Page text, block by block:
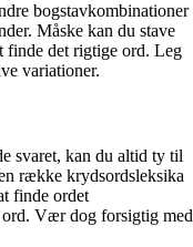
bogstavkombinationer
Måske kan du stave
det rigtige ord. Leg
variationer.
svaret, kan du altid ty til
række krydsordsleksika
finde ordet
Vær dog forsigtig med